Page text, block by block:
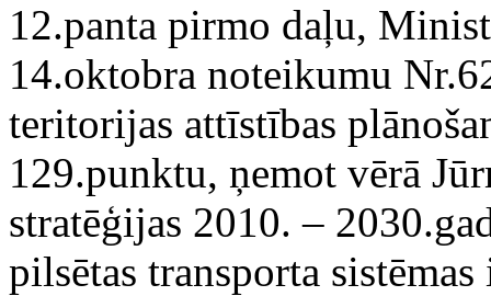
12.panta pirmo daļu,
14.oktobra noteikumu
teritorijas attīstības
129.punktu, ņemot vērā
stratēģijas 2010. –
pilsētas transporta